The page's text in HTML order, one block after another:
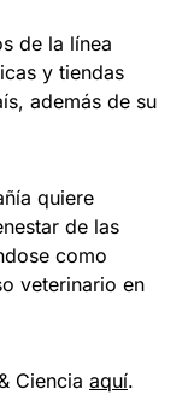
de la línea
y tiendas
además de su
quiere
de las
como
veterinario en
Ciencia aquí.